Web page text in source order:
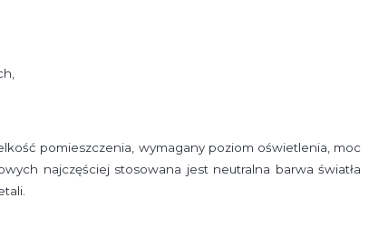
pomieszczenia, wymagany poziom oświetlenia, moc
najczęściej stosowana jest neutralna barwa światła